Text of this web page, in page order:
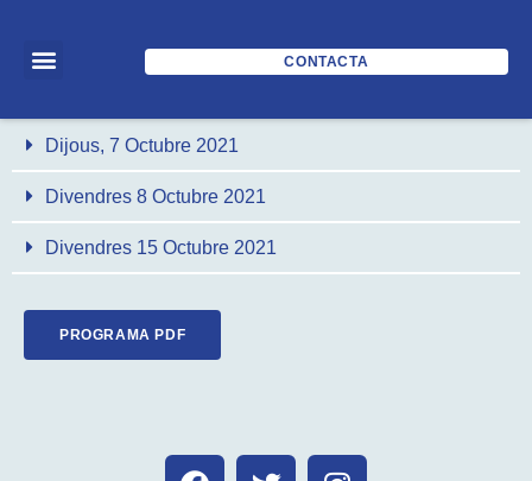
CONTACTA
Dijous, 7 Octubre 2021
Divendres 8 Octubre 2021
Divendres 15 Octubre 2021
PROGRAMA PDF